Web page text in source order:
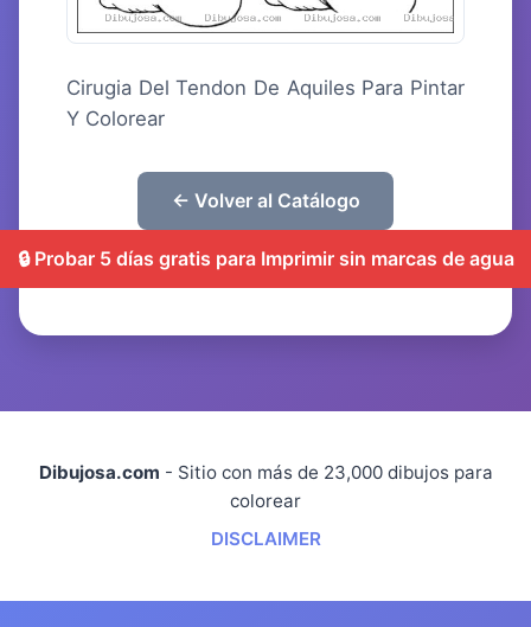
Cirugia Del Tendon De Aquiles Para Pintar
Y Colorear
← Volver al Catálogo
🔒 Probar 5 días gratis para Imprimir sin marcas de agua
Dibujosa.com - Sitio con más de 23,000 dibujos para
colorear
DISCLAIMER